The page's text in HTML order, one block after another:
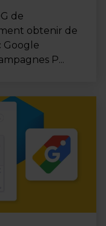
de
obtenir de
Google
P...